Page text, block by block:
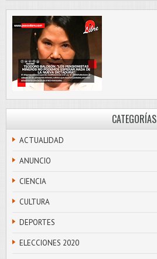
CATEGORÍAS
ACTUALIDAD
ANUNCIO
CIENCIA
CULTURA
DEPORTES
ELECCIONES 2020